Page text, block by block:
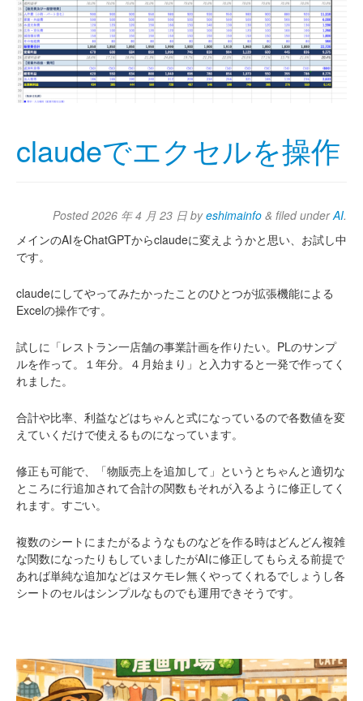
claudeでエクセルを操作
Posted2026 年 4 月 23 日 byeshimainfo & filed underAI.
メインのAIをChatGPTからclaudeに変えようかと思い、お試し中
です。
claudeにしてやってみたかったことのひとつが拡張機能による
Excelの操作です。
試しに「レストラン一店舗の事業計画を作りたい。PLのサンプ
ルを作って。１年分。４月始まり」と入力すると一発で作ってく
れました。
合計や比率、利益などはちゃんと式になっているので各数値を変
えていくだけで使えるものになっています。
修正も可能で、「物販売上を追加して」というとちゃんと適切な
ところに行追加されて合計の関数もそれが入るように修正してく
れます。すごい。
複数のシートにまたがるようなものなどを作る時はどんどん複雑
な関数になったりもしていましたがAIに修正してもらえる前提で
あれば単純な追加などはヌケモレ無くやってくれるでしょうし各
シートのセルはシンプルなものでも運用できそうです。